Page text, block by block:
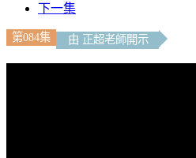
下一集
第084集 由 正超老師開示